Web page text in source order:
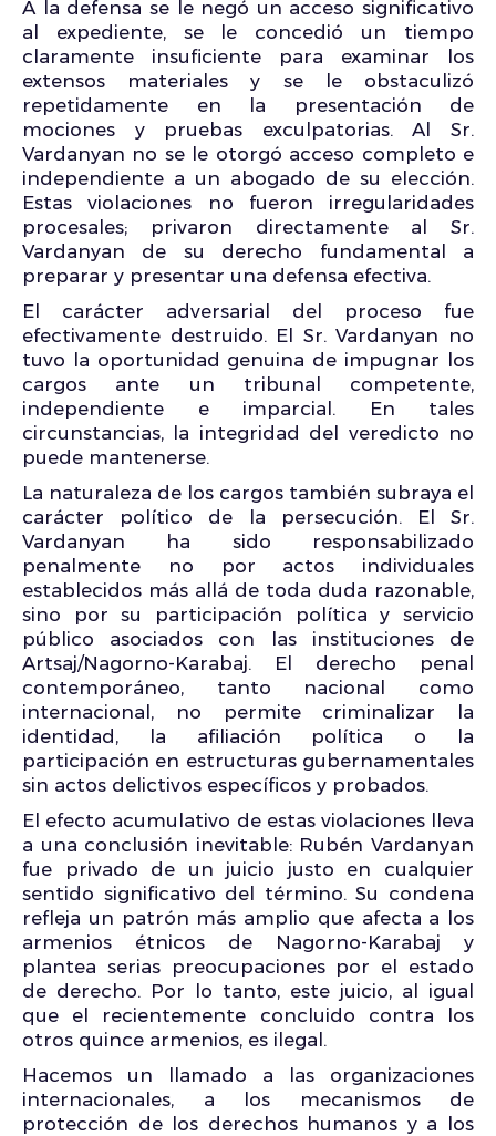
A la defensa se le negó un acceso significativo
al expediente, se le concedió un tiempo
claramente insuficiente para examinar los
extensos materiales y se le obstaculizó
repetidamente en la presentación de
mociones y pruebas exculpatorias. Al Sr.
Vardanyan no se le otorgó acceso completo e
independiente a un abogado de su elección.
Estas violaciones no fueron irregularidades
procesales; privaron directamente al Sr.
Vardanyan de su derecho fundamental a
preparar y presentar una defensa efectiva.
El carácter adversarial del proceso fue
efectivamente destruido. El Sr. Vardanyan no
tuvo la oportunidad genuina de impugnar los
cargos ante un tribunal competente,
independiente e imparcial. En tales
circunstancias, la integridad del veredicto no
puede mantenerse.
La naturaleza de los cargos también subraya el
carácter político de la persecución. El Sr.
Vardanyan ha sido responsabilizado
penalmente no por actos individuales
establecidos más allá de toda duda razonable,
sino por su participación política y servicio
público asociados con las instituciones de
Artsaj/Nagorno-Karabaj. El derecho penal
contemporáneo, tanto nacional como
internacional, no permite criminalizar la
identidad, la afiliación política o la
participación en estructuras gubernamentales
sin actos delictivos específicos y probados.
El efecto acumulativo de estas violaciones lleva
a una conclusión inevitable: Rubén Vardanyan
fue privado de un juicio justo en cualquier
sentido significativo del término. Su condena
refleja un patrón más amplio que afecta a los
armenios étnicos de Nagorno-Karabaj y
plantea serias preocupaciones por el estado
de derecho. Por lo tanto, este juicio, al igual
que el recientemente concluido contra los
otros quince armenios, es ilegal.
Hacemos un llamado a las organizaciones
internacionales, a los mecanismos de
protección de los derechos humanos y a los